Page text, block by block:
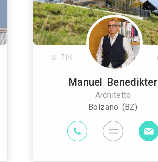
Manuel Benedikter
Architetto
Bolzano (BZ)
71K